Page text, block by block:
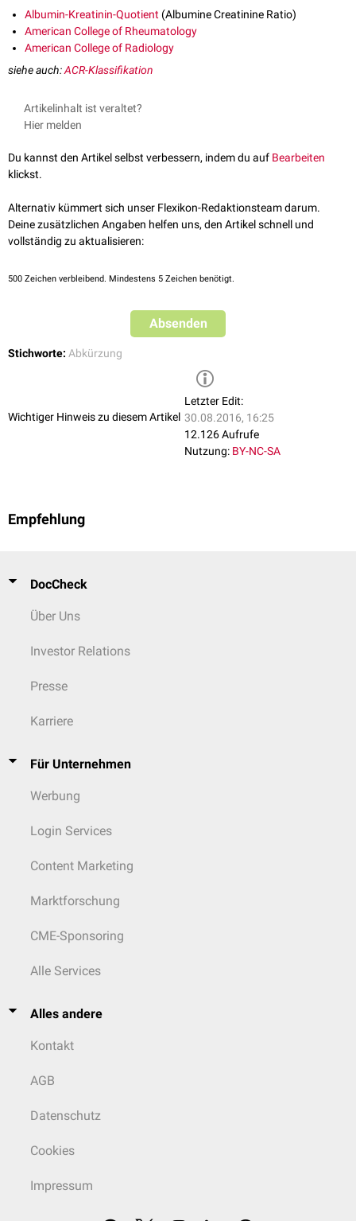
Albumin-Kreatinin-Quotient (Albumine Creatinine Ratio)
American College of Rheumatology
American College of Radiology
siehe auch:ACR-Klassifikation
Artikelinhalt ist veraltet?
Hier melden
Du kannst den Artikel selbst verbessern, indem du auf Bearbeiten
klickst.
Alternativ kümmert sich unser Flexikon-Redaktionsteam darum.
Deine zusätzlichen Angaben helfen uns, den Artikel schnell und
vollständig zu aktualisieren:
500 Zeichen verbleibend. Mindestens 5 Zeichen benötigt.
Absenden
Stichworte: Abkürzung
Wichtiger Hinweis zu diesem Artikel
Letzter Edit:
30.08.2016, 16:25
12.126 Aufrufe
Nutzung: BY-NC-SA
Empfehlung
DocCheck
Über Uns
Investor Relations
Presse
Karriere
Für Unternehmen
Werbung
Login Services
Content Marketing
Marktforschung
CME-Sponsoring
Alle Services
Alles andere
Kontakt
AGB
Datenschutz
Cookies
Impressum